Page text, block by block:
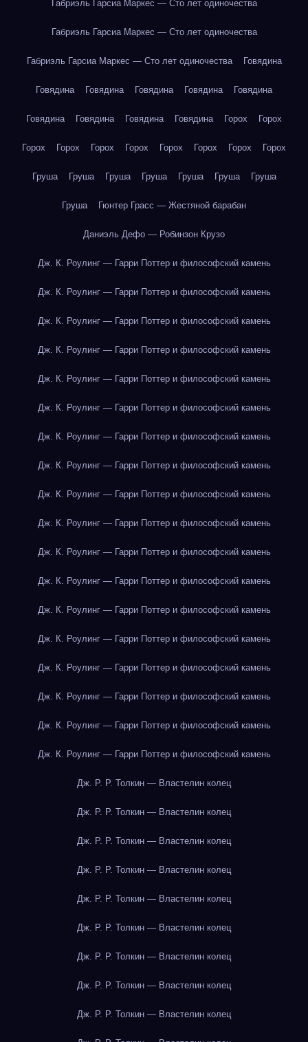
Габриэль Гарсиа Маркес — Сто лет одиночества
Габриэль Гарсиа Маркес — Сто лет одиночества
Габриэль Гарсиа Маркес — Сто лет одиночества Говядина
Говядина Говядина Говядина Говядина Говядина
Говядина Говядина Говядина Говядина Горох Горох
Горох Горох Горох Горох Горох Горох Горох Горох
Груша Груша Груша Груша Груша Груша Груша
Груша Гюнтер Грасс — Жестяной барабан
Даниэль Дефо — Робинзон Крузо
Дж. К. Роулинг — Гарри Поттер и философский камень
Дж. К. Роулинг — Гарри Поттер и философский камень
Дж. К. Роулинг — Гарри Поттер и философский камень
Дж. К. Роулинг — Гарри Поттер и философский камень
Дж. К. Роулинг — Гарри Поттер и философский камень
Дж. К. Роулинг — Гарри Поттер и философский камень
Дж. К. Роулинг — Гарри Поттер и философский камень
Дж. К. Роулинг — Гарри Поттер и философский камень
Дж. К. Роулинг — Гарри Поттер и философский камень
Дж. К. Роулинг — Гарри Поттер и философский камень
Дж. К. Роулинг — Гарри Поттер и философский камень
Дж. К. Роулинг — Гарри Поттер и философский камень
Дж. К. Роулинг — Гарри Поттер и философский камень
Дж. К. Роулинг — Гарри Поттер и философский камень
Дж. К. Роулинг — Гарри Поттер и философский камень
Дж. К. Роулинг — Гарри Поттер и философский камень
Дж. К. Роулинг — Гарри Поттер и философский камень
Дж. К. Роулинг — Гарри Поттер и философский камень
Дж. Р. Р. Толкин — Властелин колец
Дж. Р. Р. Толкин — Властелин колец
Дж. Р. Р. Толкин — Властелин колец
Дж. Р. Р. Толкин — Властелин колец
Дж. Р. Р. Толкин — Властелин колец
Дж. Р. Р. Толкин — Властелин колец
Дж. Р. Р. Толкин — Властелин колец
Дж. Р. Р. Толкин — Властелин колец
Дж. Р. Р. Толкин — Властелин колец